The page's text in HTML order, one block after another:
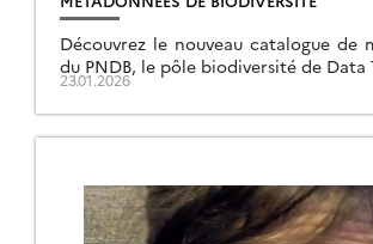
Découvrez le nouveau catalogue de
du PNDB, le pôle biodiversité de Data
23.01.2026